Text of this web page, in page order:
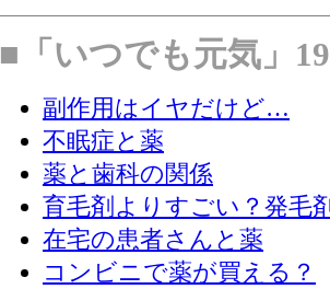
■「いつでも元気」
副作用はイヤだけど…
不眠症と薬
薬と歯科の関係
育毛剤よりすごい？発毛
在宅の患者さんと薬
コンビニで薬が買える？